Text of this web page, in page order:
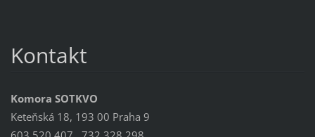
Kontakt
Komora SOTKVO
Keteňská 18, 193 00 Praha 9